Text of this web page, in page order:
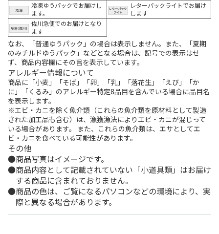
冷凍ゆうパックでお届けし
ます。
レターパックライトでお届け
します
佐川急便でのお届けとなり
ます
なお、「普通ゆうパック」の場合は表示しません。また、「夏期
のみチルドゆうパック」などとなる場合は、記号での表示はせ
ず、商品内容欄にその旨を表示しています。
アレルギー情報について
商品に「小麦」「そば」「卵」「乳」「落花生」「えび」「か
に」「くるみ」のアレルギー特定8品目を含んでいる場合に品目名
を表示します。
※エビ・カニを除く魚介類（これらの魚介類を原材料として製造
された加工品も含む）は、漁獲漁法によりエビ・カニが混じって
いる場合があります。 また、これらの魚介類は、エサとしてエ
ビ・カニを食べている可能性があります。
その他
商品写真はイメージです。
商品内容として記載されていない「小道具類」はお届け
する商品に含まれておりません。
商品の色は、ご覧になるパソコンなどの環境により、実
際と異なる場合があります。